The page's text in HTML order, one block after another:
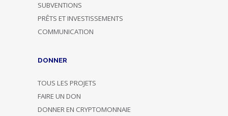
SUBVENTIONS
PRÊTS ET INVESTISSEMENTS
COMMUNICATION
DONNER
TOUS LES PROJETS
FAIRE UN DON
DONNER EN CRYPTOMONNAIE